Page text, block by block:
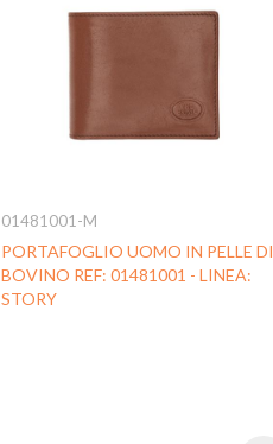
01481001-M
PORTAFOGLIO UOMO IN PELLE DI
BOVINO REF: 01481001 - LINEA:
STORY